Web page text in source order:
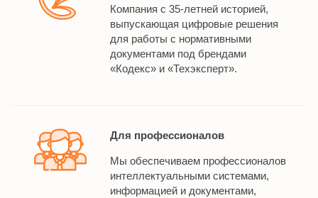
Компания с 35-летней историей,
выпускающая цифровые решения
для работы с нормативными
документами под брендами
«Кодекс» и «Техэксперт».
Для профессионалов
Мы обеспечиваем профессионалов
интеллектуальными системами,
информацией и документами,